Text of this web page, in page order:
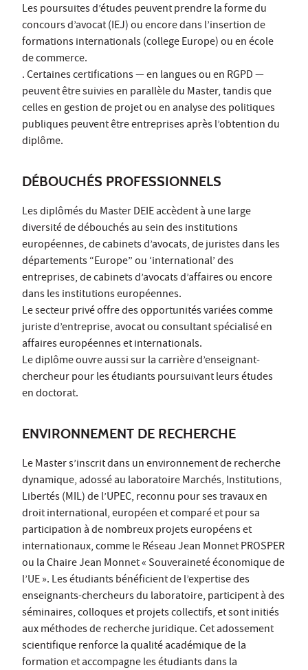
Les poursuites d’études peuvent prendre la forme du
concours d’avocat (IEJ) ou encore dans l’insertion de
formations internationals (college Europe) ou en école
de commerce.
. Certaines certifications — en langues ou en RGPD —
peuvent être suivies en parallèle du Master, tandis que
celles en gestion de projet ou en analyse des politiques
publiques peuvent être entreprises après l’obtention du
diplôme.
DÉBOUCHÉS PROFESSIONNELS
Les diplômés du Master DEIE accèdent à une large
diversité de débouchés au sein des institutions
européennes, de cabinets d’avocats, de juristes dans les
départements “Europe” ou ‘international’ des
entreprises, de cabinets d’avocats d’affaires ou encore
dans les institutions européennes.
Le secteur privé offre des opportunités variées comme
juriste d’entreprise, avocat ou consultant spécialisé en
affaires européennes et internationals.
Le diplôme ouvre aussi sur la carrière d’enseignant-
chercheur pour les étudiants poursuivant leurs études
en doctorat.
ENVIRONNEMENT DE RECHERCHE
Le Master s’inscrit dans un environnement de recherche
dynamique, adossé au laboratoire Marchés, Institutions,
Libertés (MIL) de l’UPEC, reconnu pour ses travaux en
droit international, européen et comparé et pour sa
participation à de nombreux projets européens et
internationaux, comme le Réseau Jean Monnet PROSPER
ou la Chaire Jean Monnet « Souveraineté économique de
l’UE ». Les étudiants bénéficient de l’expertise des
enseignants-chercheurs du laboratoire, participent à des
séminaires, colloques et projets collectifs, et sont initiés
aux méthodes de recherche juridique. Cet adossement
scientifique renforce la qualité académique de la
formation et accompagne les étudiants dans la